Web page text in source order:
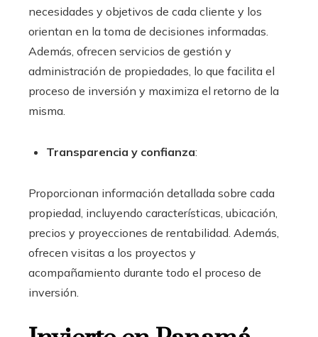
necesidades y objetivos de cada cliente y los
orientan en la toma de decisiones informadas.
Además, ofrecen servicios de gestión y
administración de propiedades, lo que facilita el
proceso de inversión y maximiza el retorno de la
misma.
Transparencia y confianza:
Proporcionan información detallada sobre cada
propiedad, incluyendo características, ubicación,
precios y proyecciones de rentabilidad. Además,
ofrecen visitas a los proyectos y
acompañamiento durante todo el proceso de
inversión.